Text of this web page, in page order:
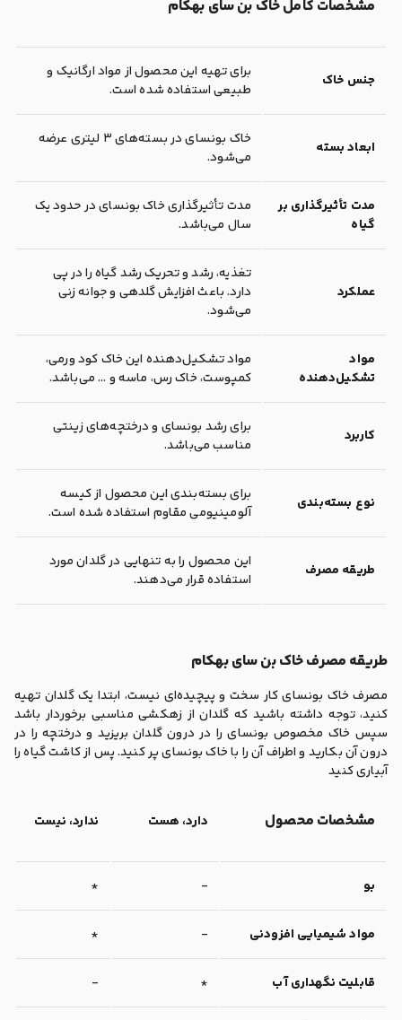
مشخصات کامل خاک بن سای بهکام
جنس خاک
برای تهیه این محصول از مواد ارگانیک و
طبیعی استفاده شده است.
ابعاد بسته
خاک بونسای در بسته‌های 3 لیتری عرضه
می‌شود.
مدت تأثیرگذاری بر
گیاه
مدت تأثیرگذاری خاک بونسای در حدود یک
سال می‌باشد.
عملکرد
تغذیه، رشد و تحریک رشد گیاه را در پی
دارد. باعث افزایش گلدهی و جوانه زنی
می‌شود.
مواد
تشکیل‌دهنده
مواد تشکیل‌دهنده این خاک کود ورمی،
کمپوست، خاک رس، ماسه و ... می‌باشد.
کاربرد
برای رشد بونسای و درختچه‌های زینتی
مناسب می‌باشد.
نوع بسته‌بندی
برای بسته‌بندی این محصول از کیسه
آلومینیومی مقاوم استفاده شده است.
طریقه مصرف
این محصول را به تنهایی در گلدان مورد
استفاده قرار می‌دهند.
طریقه مصرف خاک بن سای بهکام
مصرف خاک بونسای کار سخت و پیچیده‌ای نیست، ابتدا یک گلدان تهیه
کنید، توجه داشته باشید که گلدان از زهکشی مناسبی برخوردار باشد
سپس خاک مخصوص بونسای را در درون گلدان بریزید و درختچه را در
درون آن بکارید و اطراف آن را با خاک بونسای پر کنید. پس از کاشت گیاه را
آبیاری کنید
مشخصات محصول دارد، هست ندارد، نیست
بو -
*
مواد شیمیایی افزودنی -
*
قابلیت نگهداری آب *
-